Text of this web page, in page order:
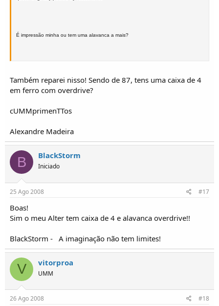
É impressão minha ou tem uma alavanca a mais?
Também reparei nisso! Sendo de 87, tens uma caixa de 4
em ferro com overdrive?
cUMMprimenTTos
Alexandre Madeira
B BlackStorm
Iniciado
25 Ago 2008 #17
Boas!
Sim o meu Alter tem caixa de 4 e alavanca overdrive!!
BlackStorm - A imaginação não tem limites!
V vitorproa
UMM
26 Ago 2008 #18